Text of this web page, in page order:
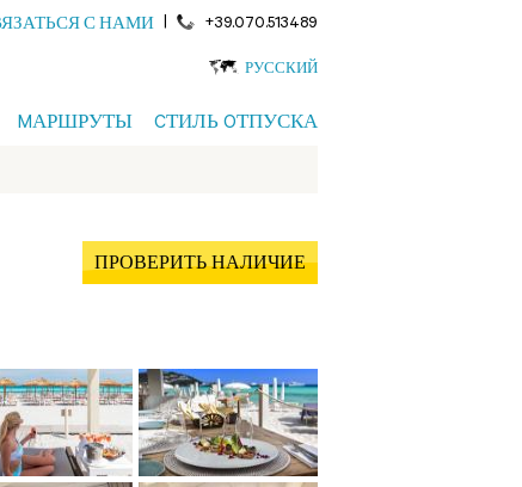
С НАМИ | +39.070.513489
РУССКИЙ
MАРШРУТЫ CТИЛЬ OТПУСКА
ПРОВЕРИТЬ НАЛИЧИЕ